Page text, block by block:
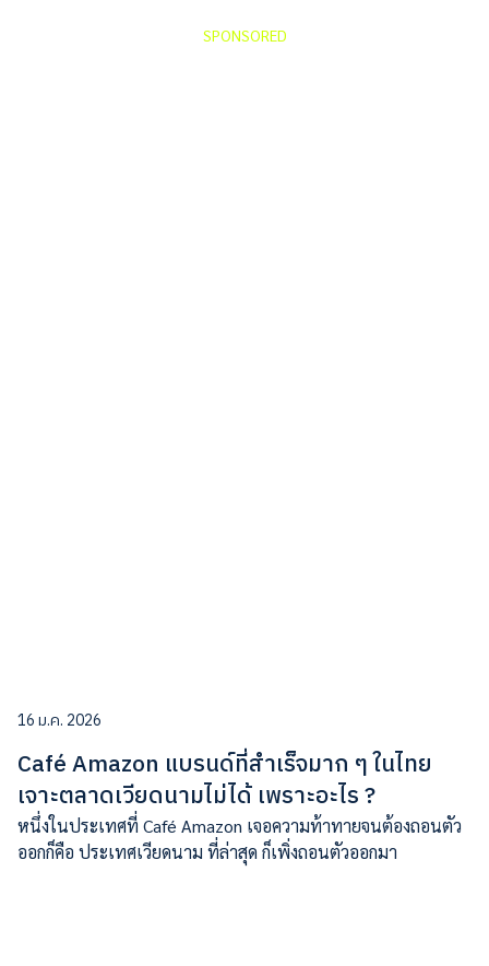
SPONSORED
16 ม.ค. 2026
Café Amazon แบรนด์ที่สำเร็จมาก ๆ ในไทย
เจาะตลาดเวียดนามไม่ได้ เพราะอะไร ?
หนึ่งในประเทศที่ Café Amazon เจอความท้าทายจนต้องถอนตัว
ออกก็คือ ประเทศเวียดนาม ที่ล่าสุด ก็เพิ่งถอนตัวออกมา